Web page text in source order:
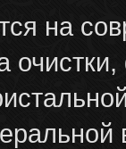
на